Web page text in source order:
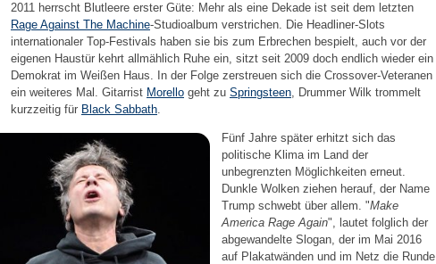
2011 herrscht Blutleere erster Güte: Mehr als eine Dekade ist seit dem letzten
Rage Against The Machine-Studioalbum verstrichen. Die Headliner-Slots
internationaler Top-Festivals haben sie bis zum Erbrechen bespielt, auch vor der
eigenen Haustür kehrt allmählich Ruhe ein, sitzt seit 2009 doch endlich wieder ein
Demokrat im Weißen Haus. In der Folge zerstreuen sich die Crossover-Veteranen
ein weiteres Mal. Gitarrist Morello geht zu Springsteen, Drummer Wilk trommelt
kurzzeitig für Black Sabbath.
Fünf Jahre später erhitzt sich das
politische Klima im Land der
unbegrenzten Möglichkeiten erneut.
Dunkle Wolken ziehen herauf, der Name
Trump schwebt über allem. "Make
America Rage Again", lautet folglich der
abgewandelte Slogan, der im Mai 2016
auf Plakatwänden und im Netz die Runde